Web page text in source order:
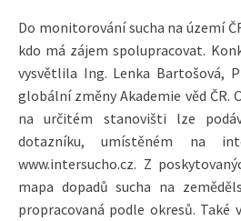
Do monitorování sucha na území
kdo má zájem spolupracovat.
vysvětlila Ing. Lenka Bartošová,
globální změny Akademie věd ČR.
na určitém stanovišti lze
dotazníku, umístěném na
www.intersucho.cz. Z
mapa dopadů sucha na
propracovaná podle okresů. Také